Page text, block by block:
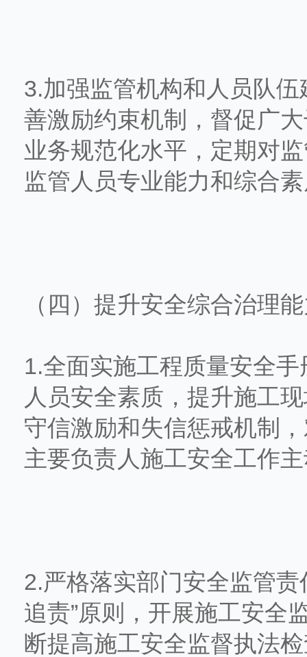
3.加强监管机构和人员队
善激励约束机制，督促广
业务规范化水平，定期对
监管人员专业能力和综合
（四）提升安全综合治理
1.全面实施工程质量安全
人员安全素质，提升施工
守信激励和失信惩戒机制
主要负责人施工安全工作
2.严格落实部门安全监管
追责”原则，开展施工安全
断提高施工安全监督执法